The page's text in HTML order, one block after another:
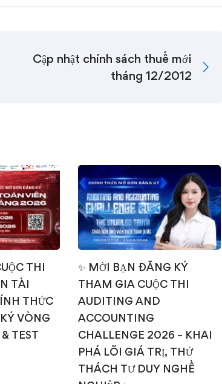
Cập nhật chính sách thuế mới
tháng 12/2012
THI
TÀI
THỨC
VÒNG
TEST
✨ MỜI BẠN ĐĂNG KÝ
THAM GIA CUỘC THI
AUDITING AND
ACCOUNTING
CHALLENGE 2026 – KHAI
PHÁ LÕI GIÁ TRỊ, THỬ
THÁCH TƯ DUY NGHỀ